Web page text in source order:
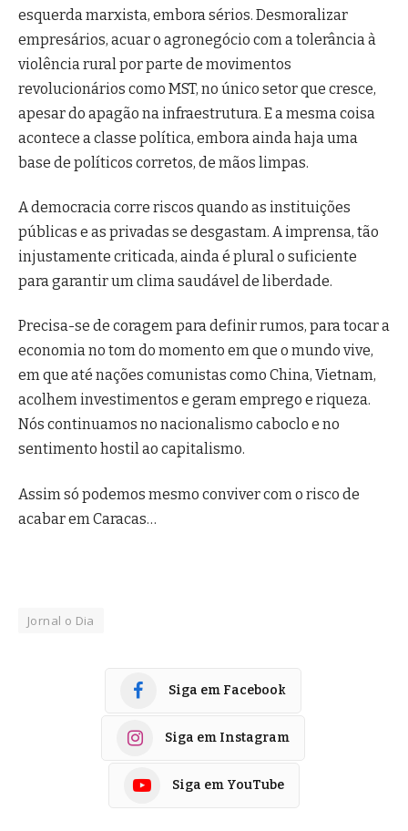
esquerda marxista, embora sérios. Desmoralizar
empresários, acuar o agronegócio com a tolerância à
violência rural por parte de movimentos
revolucionários como MST, no único setor que cresce,
apesar do apagão na infraestrutura. E a mesma coisa
acontece a classe política, embora ainda haja uma
base de políticos corretos, de mãos limpas.
A democracia corre riscos quando as instituições
públicas e as privadas se desgastam. A imprensa, tão
injustamente criticada, ainda é plural o suficiente
para garantir um clima saudável de liberdade.
Precisa-se de coragem para definir rumos, para tocar a
economia no tom do momento em que o mundo vive,
em que até nações comunistas como China, Vietnam,
acolhem investimentos e geram emprego e riqueza.
Nós continuamos no nacionalismo caboclo e no
sentimento hostil ao capitalismo.
Assim só podemos mesmo conviver com o risco de
acabar em Caracas…
Jornal o Dia
Siga em Facebook
Siga em Instagram
Siga em YouTube